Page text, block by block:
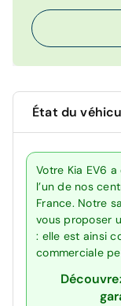
État du
Votre Kia EV6
l’un de nos
France. Notre
vous proposer
: elle est ainsi
commerciale